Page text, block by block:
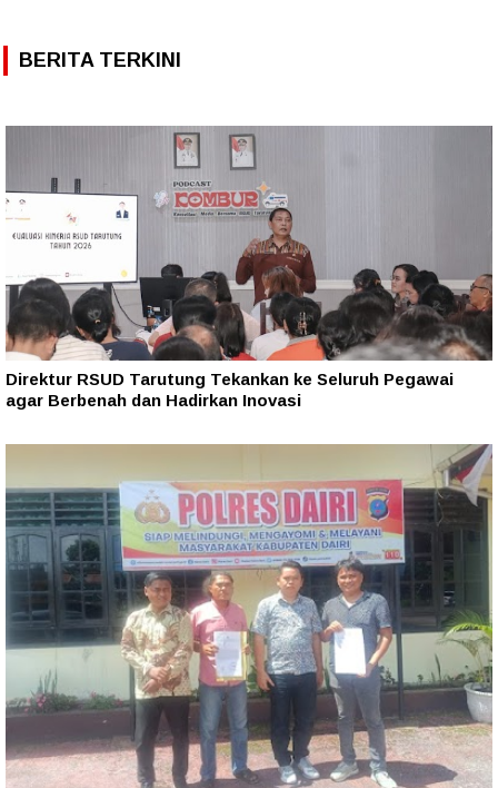
BERITA TERKINI
Direktur RSUD Tarutung Tekankan ke Seluruh Pegawai
agar Berbenah dan Hadirkan Inovasi